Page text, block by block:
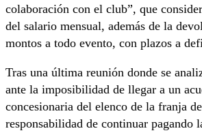
colaboración con el club”, que
del salario mensual, además de la
montos a todo evento, con plazos a
Tras una última reunión donde se
ante la imposibilidad de llegar a un
concesionaria del elenco de la franja
responsabilidad de continuar pagando